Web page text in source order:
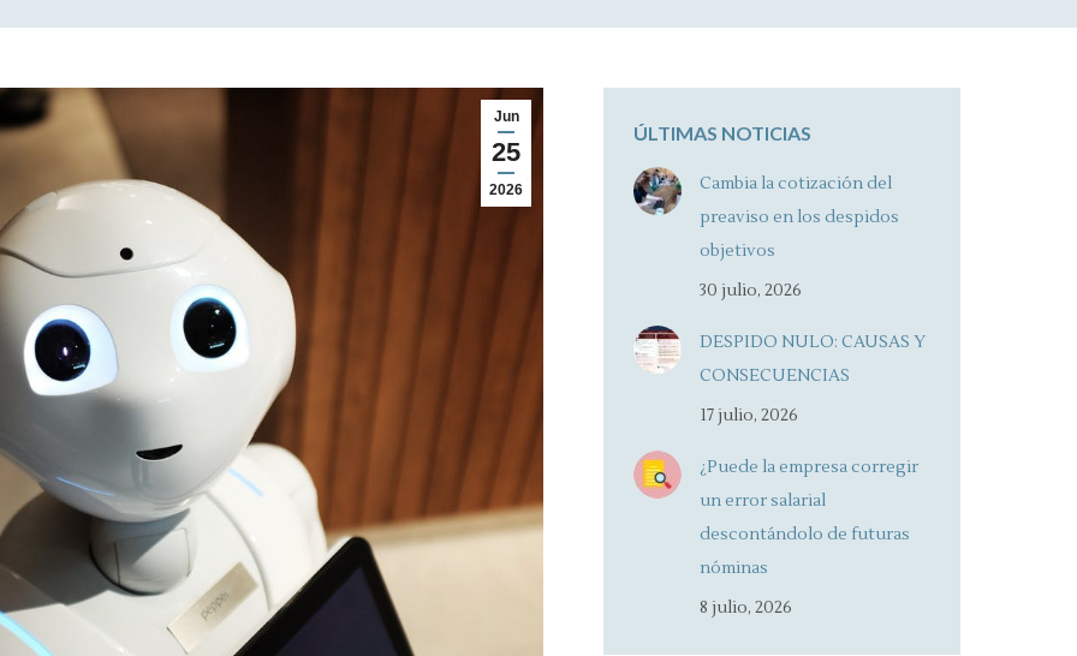
Jun
25
2026
ÚLTIMAS NOTICIAS
Cambia la cotización del
preaviso en los despidos
objetivos
30 julio, 2026
DESPIDO NULO: CAUSAS Y
CONSECUENCIAS
17 julio, 2026
¿Puede la empresa corregir
un error salarial
descontándolo de futuras
nóminas
8 julio, 2026